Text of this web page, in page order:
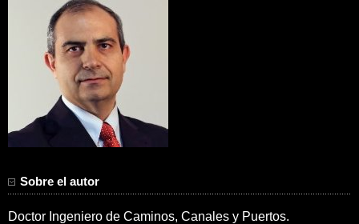
Sobre el autor
Doctor Ingeniero de Caminos, Canales y Puertos.